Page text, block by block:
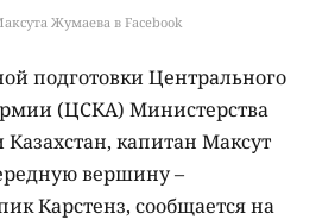
Жумаева в Facebook
подготовки Центрального
(ЦСКА) Министерства
капитан Максут
вершину –
Карстенз, сообщается на